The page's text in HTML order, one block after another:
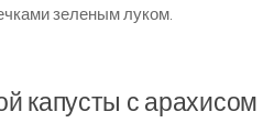
зеленым луком.
капусты с арахисом